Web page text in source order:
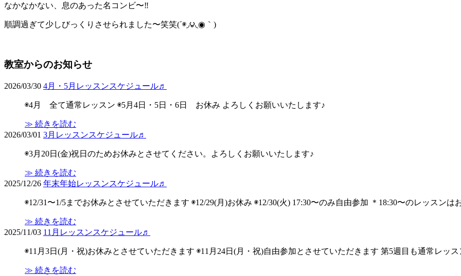
なかなかない、息のあった名コンビ〜‼︎
順調過ぎて少しびっくりさせられました〜笑笑(΄◉◞౪◟◉｀)
教室からのお知らせ
2026/03/30 4月・5月レッスンスケジュール♬
◉4月 全て通常レッスン ◉5月4日・5日・6日 お休み よろしくお願いいたします♪
≫ 続きを読む
2026/03/01 3月レッスンスケジュール♬
◉3月20日(金)祝日のためお休みとさせてください。よろしくお願いいたします♪
≫ 続きを読む
2025/12/26 年末年始レッスンスケジュール♬
◉12/31〜1/5までお休みとさせていただきます ◉12/29(月)お休み ◉12/30(火) 17:30〜のみ自由参加 ＊18:30〜のレッスンは
≫ 続きを読む
2025/11/03 11月レッスンスケジュール♬
◉11月3日(月・祝)お休みとさせていただきます ◉11月24日(月・祝)自由参加とさせていただきます 第5週目も通常レッ
≫ 続きを読む